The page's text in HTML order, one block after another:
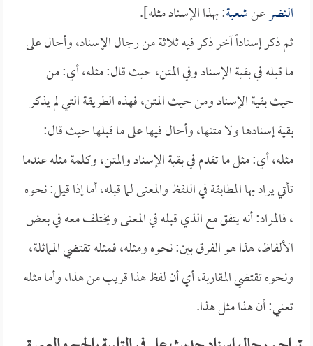
النضرعنشعبة: بهذا الإسناد مثله].
ثم ذكر إسناداً آخر ذكر فيه ثلاثة من رجال الإسناد، وأحال على
ما قبله في بقية الإسناد وفي المتن، حيث قال: مثله، أي: من
حيث بقية الإسناد ومن حيث المتن، فهذه الطريقة التي لم يذكر
بقية إسنادها ولا متنها، وأحال فيها على ما قبلها حيث قال:
مثله، أي: مثل ما تقدم في بقية الإسناد والمتن، وكلمة مثله عندما
تأتي يراد بها المطابقة في اللفظ والمعنى لما قبله، أما إذا قيل: نحوه
، فالمراد: أنه يتفق مع الذي قبله في المعنى ويختلف معه في بعض
الألفاظ، هذا هو الفرق بين: نحوه ومثله، فمثله تقتضي المماثلة،
ونحوه تقتضي المقاربة، أي أن لفظ هذا قريب من هذا، وأما مثله
تعني: أن هذا مثل هذا.